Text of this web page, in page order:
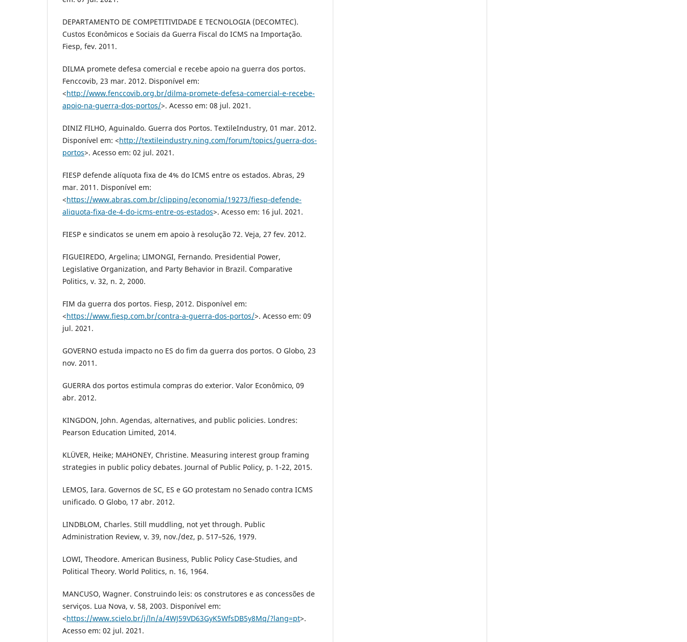
DEPARTAMENTO DE COMPETITIVIDADE E TECNOLOGIA (DECOMTEC).
Custos Econômicos e Sociais da Guerra Fiscal do ICMS na Importação.
Fiesp, fev. 2011.
DILMA promete defesa comercial e recebe apoio na guerra dos portos.
Fenccovib, 23 mar. 2012. Disponível em:
<http://www.fenccovib.org.br/dilma-promete-defesa-comercial-e-recebe-
apoio-na-guerra-dos-portos/>. Acesso em: 08 jul. 2021.
DINIZ FILHO, Aguinaldo. Guerra dos Portos. TextileIndustry, 01 mar. 2012.
Disponível em: <http://textileindustry.ning.com/forum/topics/guerra-dos-
portos>. Acesso em: 02 jul. 2021.
FIESP defende alíquota fixa de 4% do ICMS entre os estados. Abras, 29
mar. 2011. Disponível em:
<https://www.abras.com.br/clipping/economia/19273/fiesp-defende-
aliquota-fixa-de-4-do-icms-entre-os-estados>. Acesso em: 16 jul. 2021.
FIESP e sindicatos se unem em apoio à resolução 72. Veja, 27 fev. 2012.
FIGUEIREDO, Argelina; LIMONGI, Fernando. Presidential Power,
Legislative Organization, and Party Behavior in Brazil. Comparative
Politics, v. 32, n. 2, 2000.
FIM da guerra dos portos. Fiesp, 2012. Disponível em:
<https://www.fiesp.com.br/contra-a-guerra-dos-portos/>. Acesso em: 09
jul. 2021.
GOVERNO estuda impacto no ES do fim da guerra dos portos. O Globo, 23
nov. 2011.
GUERRA dos portos estimula compras do exterior. Valor Econômico, 09
abr. 2012.
KINGDON, John. Agendas, alternatives, and public policies. Londres:
Pearson Education Limited, 2014.
KLÜVER, Heike; MAHONEY, Christine. Measuring interest group framing
strategies in public policy debates. Journal of Public Policy, p. 1-22, 2015.
LEMOS, Iara. Governos de SC, ES e GO protestam no Senado contra ICMS
unificado. O Globo, 17 abr. 2012.
LINDBLOM, Charles. Still muddling, not yet through. Public
Administration Review, v. 39, nov./dez, p. 517–526, 1979.
LOWI, Theodore. American Business, Public Policy Case-Studies, and
Political Theory. World Politics, n. 16, 1964.
MANCUSO, Wagner. Construindo leis: os construtores e as concessões de
serviços. Lua Nova, v. 58, 2003. Disponível em:
<https://www.scielo.br/j/ln/a/4WJ59VD63GyK5WfsDB5y8Mq/?lang=pt>.
Acesso em: 02 jul. 2021.